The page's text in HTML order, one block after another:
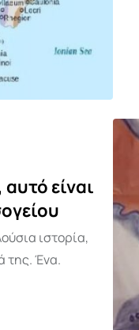
είναι
ιστορία,
της. Ένα.